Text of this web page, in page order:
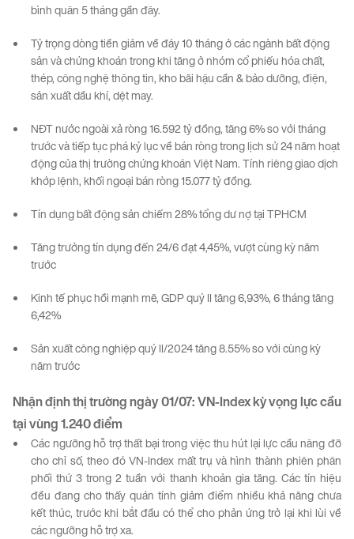
bình quân 5 tháng gần đây.
Tỷ trọng dòng tiền giảm về đáy 10 tháng ở các ngành bất động
sản và chứng khoán trong khi tăng ở nhóm cổ phiếu hóa chất,
thép, công nghệ thông tin, kho bãi hậu cần & bảo dưỡng, điện,
sản xuất dầu khí, dệt may.
NĐT nước ngoài xả ròng 16.592 tỷ đồng, tăng 6% so với tháng
trước và tiếp tục phá kỷ lục về bán ròng trong lịch sử 24 năm hoạt
động của thị trường chứng khoán Việt Nam. Tính riêng giao dịch
khớp lệnh, khối ngoại bán ròng 15.077 tỷ đồng.
Tín dụng bất động sản chiếm 28% tổng dư nợ tại TPHCM
Tăng trưởng tín dụng đến 24/6 đạt 4,45%, vượt cùng kỳ năm
trước
Kinh tế phục hồi mạnh mẽ, GDP quý II tăng 6,93%, 6 tháng tăng
6,42%
Sản xuất công nghiệp quý II/2024 tăng 8.55% so với cùng kỳ
năm trước
Nhận định thị trườngngày01/07:VN-Indexkỳvọnglựccầu
tạivùng1.240điểm
Các ngưỡng hỗ trợ thất bại trong việc thu hút lại lực cầu nâng đỡ
cho chỉ số, theo đó VN-Index mất trụ và hình thành phiên phân
phối thứ 3 trong 2 tuần với thanh khoản gia tăng. Các tín hiệu
đều đang cho thấy quán tính giảm điểm nhiều khả năng chưa
kết thúc, trước khi bắt đầu có thể cho phản ứng trở lại khi lùi về
các ngưỡng hỗ trợ xa.